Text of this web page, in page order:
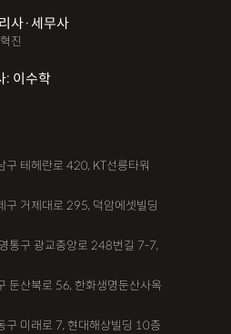
사·세무사
진
: 이수학
구 테헤란로 420, KT선릉타워
구 거제대로 295, 덕암에셋빌딩
통구 광교중앙로 248번길 7-7,
둔산북로 56, 한화생명둔산사옥
구 미래로 7, 현대해상빌딩 10층